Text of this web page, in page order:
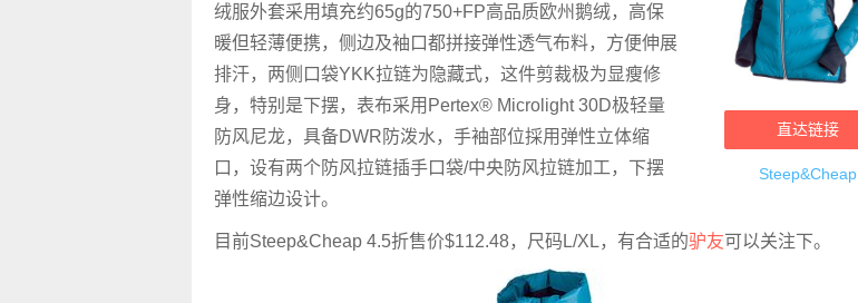
直达链接
Steep&Cheap
绒服外套采用填充约65g的750+FP高品质欧州鹅绒，高保
暖但轻薄便携，侧边及袖口都拼接弹性透气布料，方便伸展
排汗，两侧口袋YKK拉链为隐藏式，这件剪裁极为显瘦修
身，特别是下摆，表布采用Pertex® Microlight 30D极轻量
防风尼龙，具备DWR防泼水，手袖部位採用弹性立体缩
口，设有两个防风拉链插手口袋/中央防风拉链加工，下摆
弹性缩边设计。
目前Steep&Cheap 4.5折售价$112.48，尺码L/XL，有合适的驴友可以关注下。